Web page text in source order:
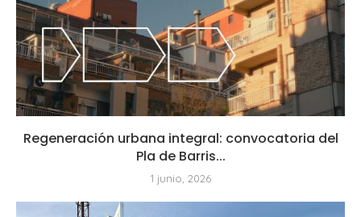
Regeneración urbana integral: convocatoria del
Pla de Barris...
1 junio, 2026